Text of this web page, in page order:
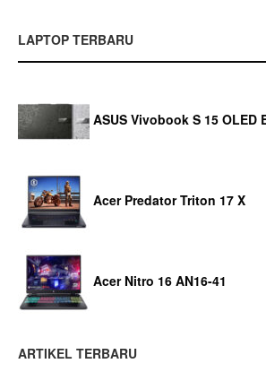
LAPTOP TERBARU
ASUS Vivobook S 15 OLED
Acer Predator Triton 17 X
Acer Nitro 16 AN16-41
ARTIKEL TERBARU